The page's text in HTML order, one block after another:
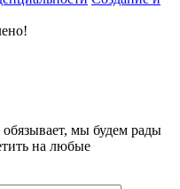
мы будем рады
на любые